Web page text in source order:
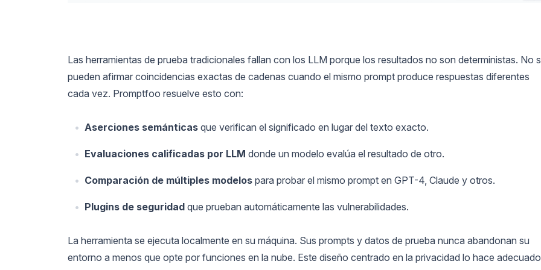
Las herramientas de prueba tradicionales fallan con los LLM porque los resultados no son deterministas. No
pueden afirmar coincidencias exactas de cadenas cuando el mismo prompt produce respuestas diferentes
cada vez. Promptfoo resuelve esto con:
Aserciones semánticas que verifican el significado en lugar del texto exacto.
Evaluaciones calificadas por LLM donde un modelo evalúa el resultado de otro.
Comparación de múltiples modelos para probar el mismo prompt en GPT-4, Claude y otros.
Plugins de seguridad que prueban automáticamente las vulnerabilidades.
La herramienta se ejecuta localmente en su máquina. Sus prompts y datos de prueba nunca abandonan su
entorno a menos que opte por funciones en la nube. Este diseño centrado en la privacidad lo hace adecuado